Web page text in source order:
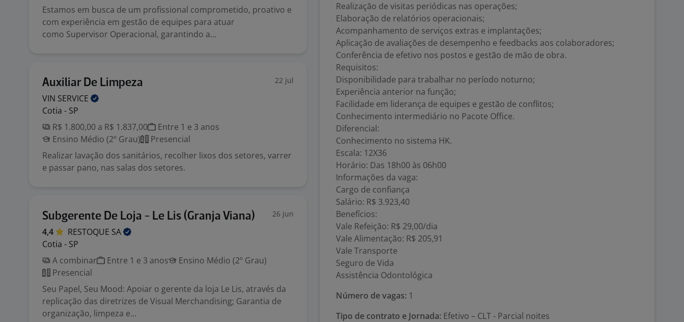
Estamos em busca de um profissional comprometido, proativo e
com experiência em gestão de equipes para atuar
como Supervisor Operacional, garantindo a...
Auxiliar De Limpeza 22 jul
VIN SERVICE
Cotia - SP
R$ 1.800,00 a R$ 1.837,00
Entre 1 e 3 anos
Ensino Médio (2º Grau)
Presencial
Realizar lavação dos sanitários, recolher lixos dos setores, varrer
e passar pano, nas salas dos setores.
Subgerente De Loja - Le Lis (Granja Viana) 26 jun
4,4 RESTOQUE SA
Cotia - SP
A combinar
Entre 1 e 3 anos
Ensino Médio (2º Grau)
Presencial
Seu Papel, Seu Mood: Apoiar o gerente da loja Le Lis, através da
replicação das diretrizes de Visual Merchandising; Garantia de
organização, limpeza e...
Realização de visitas periódicas nas operações;
Elaboração de relatórios operacionais;
Acompanhamento de serviços extras e implantações;
Aplicação de avaliações de desempenho e feedbacks aos colaboradores;
Conferência de efetivo nos postos e gestão de mão de obra.
Requisitos:
Disponibilidade para trabalhar no período noturno;
Experiência anterior na função;
Facilidade em liderança de equipes e gestão de conflitos;
Conhecimento intermediário no Pacote Office.
Diferencial:
Conhecimento no sistema HK.
Escala: 12X36
Horário: Das 18h00 às 06h00
Informações da vaga:
Cargo de confiança
Salário: R$ 3.923,40
Benefícios:
Vale Refeição: R$ 29,00/dia
Vale Alimentação: R$ 205,91
Vale Transporte
Seguro de Vida
Assistência Odontológica
Número de vagas: 1
Tipo de contrato e Jornada: Efetivo – CLT - Parcial noites